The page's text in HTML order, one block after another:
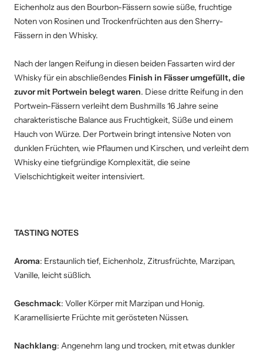
Eichenholz aus den Bourbon-Fässern sowie süße, fruchtige
Noten von Rosinen und Trockenfrüchten aus den Sherry-
Fässern in den Whisky.
Nach der langen Reifung in diesen beiden Fassarten wird der
Whisky für ein abschließendesFinish in Fässer umgefüllt, die
zuvor mit Portwein belegt waren. Diese dritte Reifung in den
Portwein-Fässern verleiht dem Bushmills 16 Jahre seine
charakteristische Balance aus Fruchtigkeit, Süße und einem
Hauch von Würze. Der Portwein bringt intensive Noten von
dunklen Früchten, wie Pflaumen und Kirschen, und verleiht dem
Whisky eine tiefgründige Komplexität, die seine
Vielschichtigkeit weiter intensiviert.
TASTING NOTES
Aroma: Erstaunlich tief, Eichenholz, Zitrusfrüchte, Marzipan,
Vanille, leicht süßlich.
Geschmack: Voller Körper mit Marzipan und Honig.
Karamellisierte Früchte mit gerösteten Nüssen.
Nachklang: Angenehm lang und trocken, mit etwas dunkler